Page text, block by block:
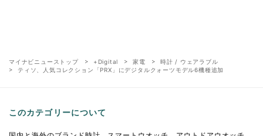
マイナビニューストップ +Digital 家電
時計 / ウェアラブル
ティソ、人気コレクション「PRX」にデジタルクォーツモデル6機種追加
このカテゴリーについて